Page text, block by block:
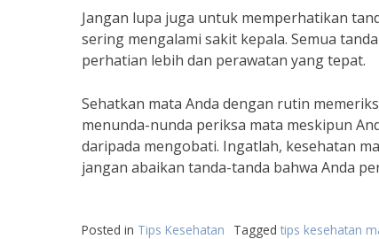
Jangan lupa juga untuk memperhatikan
sering mengalami sakit kepala. Semua
perhatian lebih dan perawatan yang tepat.
Sehatkan mata Anda dengan rutin
menunda-nunda periksa mata meskipun
daripada mengobati. Ingatlah, kesehatan
jangan abaikan tanda-tanda bahwa Anda
Posted in Tips Kesehatan Tagged tips kesehatan